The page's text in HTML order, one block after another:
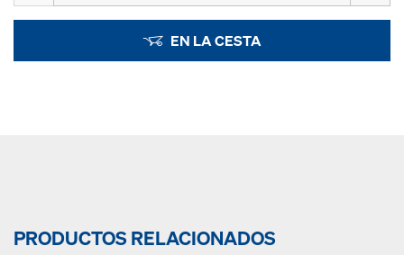
EN LA CESTA
PRODUCTOS RELACIONADOS